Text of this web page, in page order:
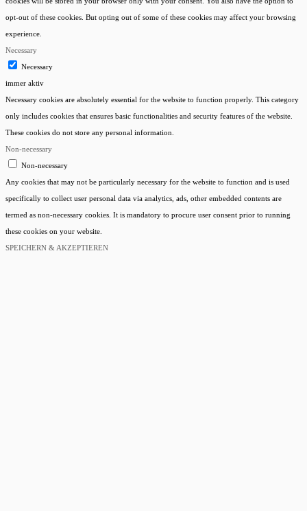
opt-out of these cookies. But opting out of some of these cookies may affect your browsing
experience.
Necessary
Necessary
immer aktiv
Necessary cookies are absolutely essential for the website to function properly. This category
only includes cookies that ensures basic functionalities and security features of the website.
These cookies do not store any personal information.
Non-necessary
Non-necessary
Any cookies that may not be particularly necessary for the website to function and is used
specifically to collect user personal data via analytics, ads, other embedded contents are
termed as non-necessary cookies. It is mandatory to procure user consent prior to running
these cookies on your website.
SPEICHERN & AKZEPTIEREN